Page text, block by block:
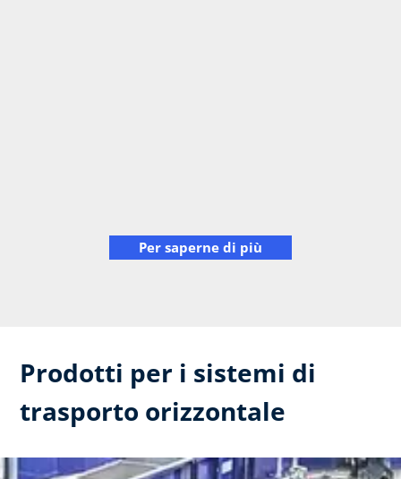
Per saperne di più
Prodotti per i sistemi di
trasporto orizzontale